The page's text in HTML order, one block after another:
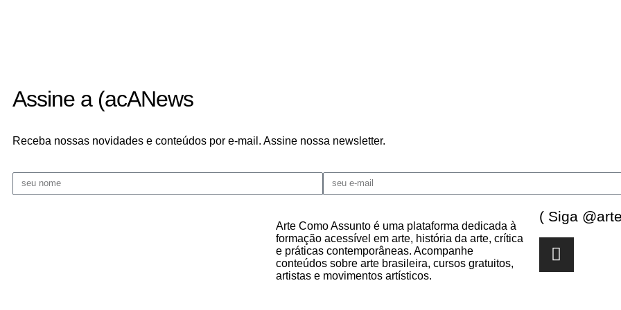
Assine a (acANews
Receba nossas novidades e conteúdos por e-mail. Assine nossa newsletter.
Arte Como Assunto é uma plataforma dedicada à
formação acessível em arte, história da arte, crítica
e práticas contemporâneas. Acompanhe
conteúdos sobre arte brasileira, cursos gratuitos,
artistas e movimentos artísticos.
( Siga